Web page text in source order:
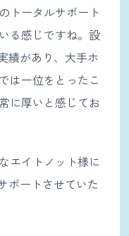
トータルサポート
る感じですね。設
績があり、大手ホ
は一位をとったこ
に厚いと感じてお
エイトノット様に
ポートさせていた